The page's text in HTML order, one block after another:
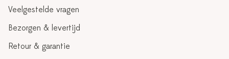
Veelgestelde vragen
Bezorgen & levertijd
Retour & garantie